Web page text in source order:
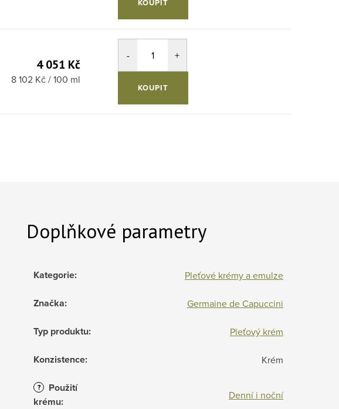
KOUPIT
4 051 Kč
Měrná cena:
8 102 Kč / 100 ml
KOUPIT
Doplňkové parametry
Kategorie: Pleťové krémy a emulze
Značka: Germaine de Capuccini
Typ produktu: Pleťový krém
Konzistence: Krém
?
Použití
krému: Denní i noční